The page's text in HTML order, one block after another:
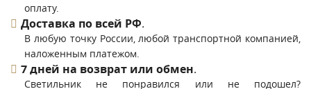
оплату.
Доставка по всей РФ.
В любую точку России, любой транспортной компанией,
наложенным платежом.
7 дней на возврат или обмен.
Светильник не понравился или не подошел?